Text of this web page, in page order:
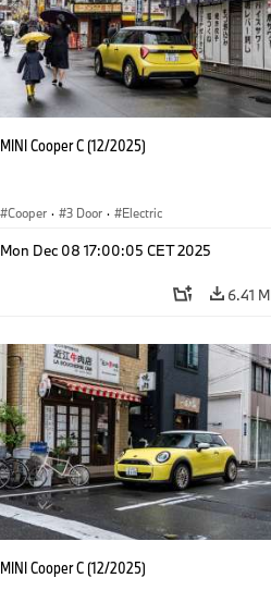
MINI Cooper C (12/2025)
Cooper · 3 Door · Electric
Mon Dec 08 17:00:05 CET 2025
6.41
MINI Cooper C (12/2025)